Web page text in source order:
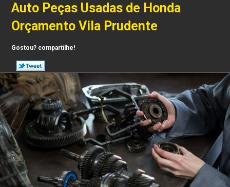
Auto Peças Usadas de Honda
Orçamento Vila Prudente
Gostou? compartilhe!